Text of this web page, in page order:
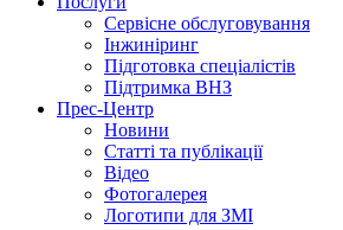
Сервісне обслуговування
Інжиніринг
Підготовка спеціалістів
Підтримка ВНЗ
Прес-Центр
Новини
Статті та публікації
Відео
Фотогалерея
Логотипи для ЗМІ